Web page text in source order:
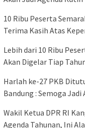
10 Ribu Peserta
Terima Kasih Atas
Lebih dari 10 Ribu
Akan Digelar Tiap
Harlah ke-27 PKB
Bandung : Semoga Jadi
Wakil Ketua DPR RI
Agenda Tahunan, Ini